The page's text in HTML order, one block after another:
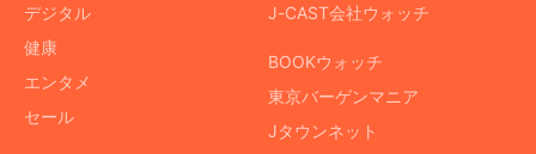
デジタル
健康
エンタメ
セール
J-CAST会社ウォッチ
BOOKウォッチ
東京バーゲンマニア
Jタウンネット